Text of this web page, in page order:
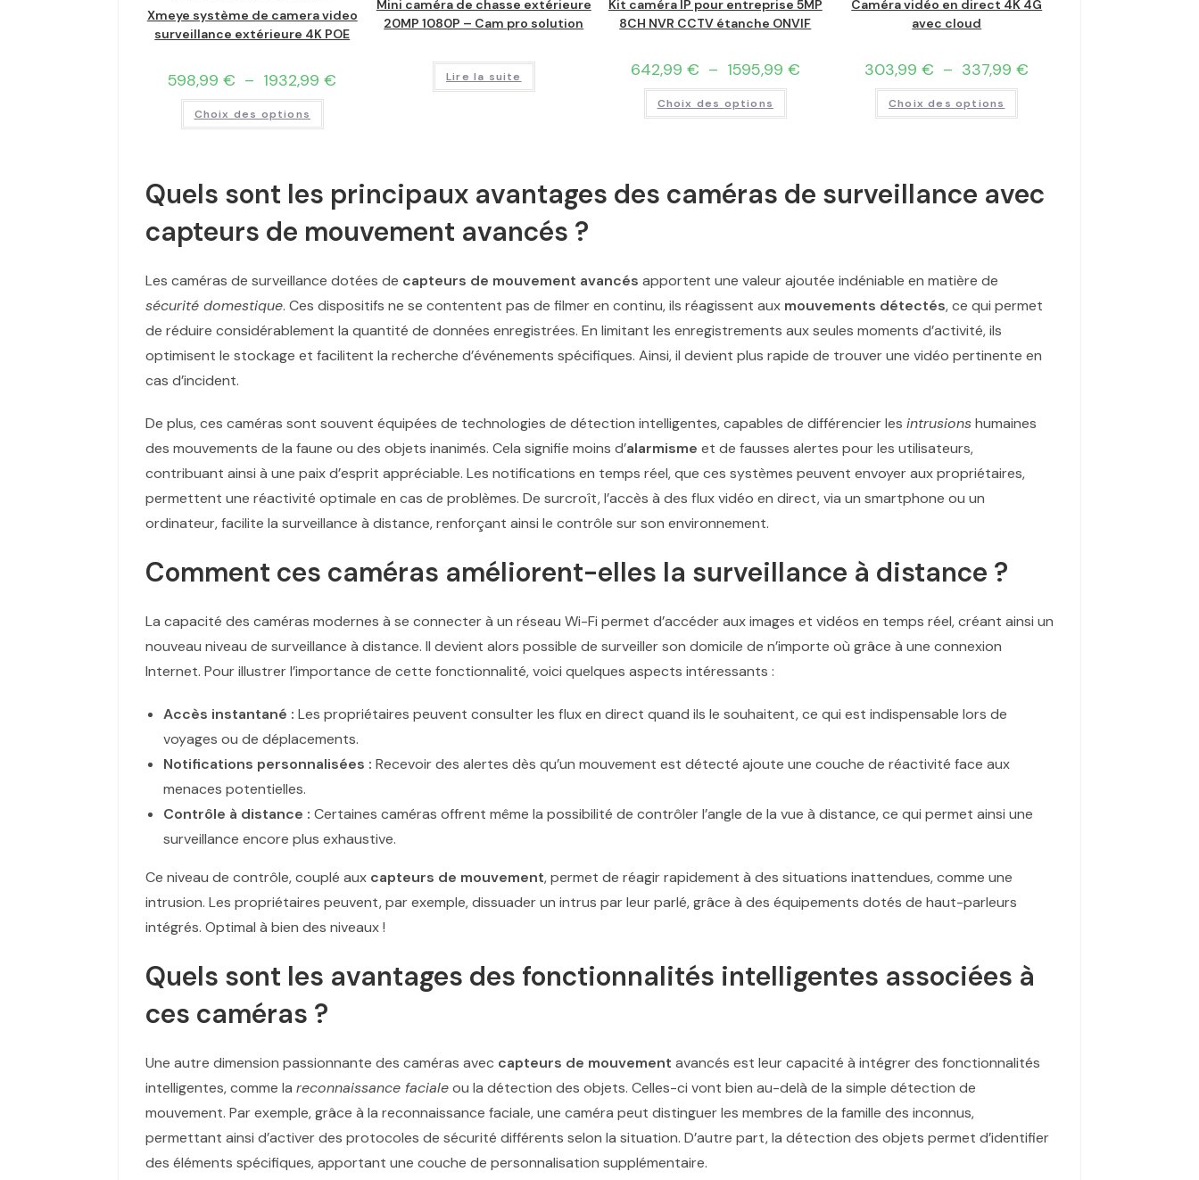
Xmeye système de camera video
surveillance extérieure 4K POE
598,99€ – 1932,99€
Choix des options
Mini caméra de chasse extérieure
20MP 1080P – Cam pro solution
Lire la suite
Kit caméra IP pour entreprise 5MP
8CH NVR CCTV étanche ONVIF
642,99 € – 1595,99 €
Choix des options
Caméra vidéo en direct 4K 4G
avec cloud
303,99€ – 337,99€
Choix des options
Quels sont les principaux avantages des caméras de surveillance avec
capteurs de mouvement avancés ?
Les caméras de surveillance dotées de capteurs de mouvement avancés apportent une valeur ajoutée indéniable en matière de
sécurité domestique. Ces dispositifs ne se contentent pas de filmer en continu, ils réagissent aux mouvements détectés, ce qui permet
de réduire considérablement la quantité de données enregistrées. En limitant les enregistrements aux seules moments d’activité, ils
optimisent le stockage et facilitent la recherche d’événements spécifiques. Ainsi, il devient plus rapide de trouver une vidéo pertinente en
cas d’incident.
De plus, ces caméras sont souvent équipées de technologies de détection intelligentes, capables de différencier les intrusionshumaines
des mouvements de la faune ou des objets inanimés. Cela signifie moins d’alarmisme et de fausses alertes pour les utilisateurs,
contribuant ainsi à une paix d’esprit appréciable. Les notifications en temps réel, que ces systèmes peuvent envoyer aux propriétaires,
permettent une réactivité optimale en cas de problèmes. De surcroît, l’accès à des flux vidéo en direct, via un smartphone ou un
ordinateur, facilite la surveillance à distance, renforçant ainsi le contrôle sur son environnement.
Comment ces caméras améliorent-elles la surveillance à distance ?
La capacité des caméras modernes à se connecter à un réseau Wi-Fi permet d’accéder aux images et vidéos en temps réel, créant ainsi un
nouveau niveau de surveillance à distance. Il devient alors possible de surveiller son domicile de n’importe où grâce à une connexion
Internet. Pour illustrer l’importance de cette fonctionnalité, voici quelques aspects intéressants :
Accès instantané : Les propriétaires peuvent consulter les flux en direct quand ils le souhaitent, ce qui est indispensable lors de
voyages ou de déplacements.
Notifications personnalisées : Recevoir des alertes dès qu’un mouvement est détecté ajoute une couche de réactivité face aux
menaces potentielles.
Contrôle à distance : Certaines caméras offrent même la possibilité de contrôler l’angle de la vue à distance, ce qui permet ainsi une
surveillance encore plus exhaustive.
Ce niveau de contrôle, couplé aux capteurs de mouvement, permet de réagir rapidement à des situations inattendues, comme une
intrusion. Les propriétaires peuvent, par exemple, dissuader un intrus par leur parlé, grâce à des équipements dotés de haut-parleurs
intégrés. Optimal à bien des niveaux !
Quels sont les avantages des fonctionnalités intelligentes associées à
ces caméras ?
Une autre dimension passionnante des caméras avec capteurs de mouvement avancés est leur capacité à intégrer des fonctionnalités
intelligentes, comme la reconnaissance facialeou la détection des objets. Celles-ci vont bien au-delà de la simple détection de
mouvement. Par exemple, grâce à la reconnaissance faciale, une caméra peut distinguer les membres de la famille des inconnus,
permettant ainsi d’activer des protocoles de sécurité différents selon la situation. D’autre part, la détection des objets permet d’identifier
des éléments spécifiques, apportant une couche de personnalisation supplémentaire.